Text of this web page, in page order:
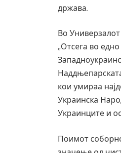
држава.
Во
„Отсега во
кои умираа
Украинска
Украинците и
Поимот
Грција:
JULY 30, 2026